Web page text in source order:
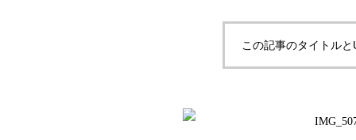
この記事のタイトル